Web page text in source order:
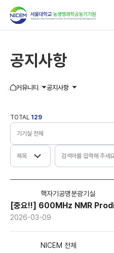
교육/세미나
커뮤니티
채용정보
공지사항
커뮤니티 공지사항
TOTAL 129
핵자기공명분광기실
[중요!!] 600MHz NMR
2026-03-09
NICEM 전체